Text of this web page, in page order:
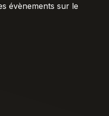
évènements sur le